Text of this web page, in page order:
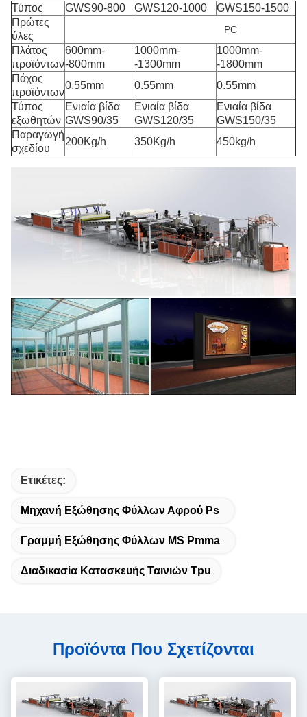
Τύπος GWS90-800 GWS120-1000
GWS150-1500
Πρώτες
ύλες
PC
Πλάτος
προϊόντων
600mm-
-800mm
1000mm-
-1300mm
1000mm-
-1800mm
Πάχος
προϊόντων
0.55mm 0.55mm
0.55mm
Τύπος
εξωθητών
Ενιαία βίδα
GWS90/35
Ενιαία βίδα
GWS120/35
Ενιαία βίδα
GWS150/35
Παραγωγή
σχεδίου
200Kg/h 350Kg/h 450kg/h
Ετικέτες:
Μηχανή Εξώθησης Φύλλων Αφρού Ps
Γραμμή Εξώθησης Φύλλων MS Pmma
Διαδικασία Κατασκευής Ταινιών Tpu
Προϊόντα Που Σχετίζονται